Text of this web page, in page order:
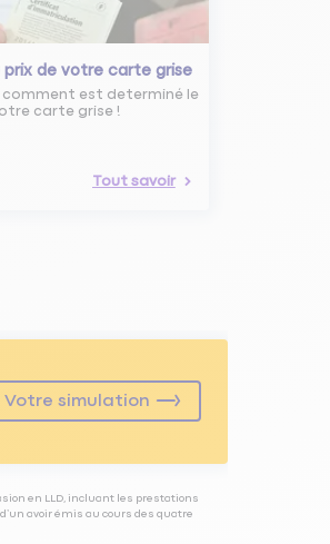
prix de votre carte grise
comment est determiné le
carte grise !
Tout savoir
Votre simulation
en LLD, incluant les prestations
avoir émis au cours des quatre